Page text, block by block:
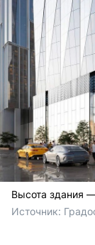
Высота здания
Источник: